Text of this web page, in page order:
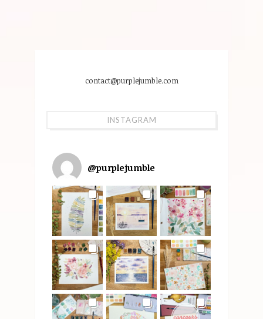
contact@purplejumble.com
INSTAGRAM
@purplejumble